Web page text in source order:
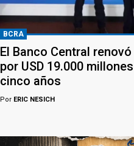
BCRA
El Banco Central
por USD 19.000
cinco años
Por ERIC NESICH